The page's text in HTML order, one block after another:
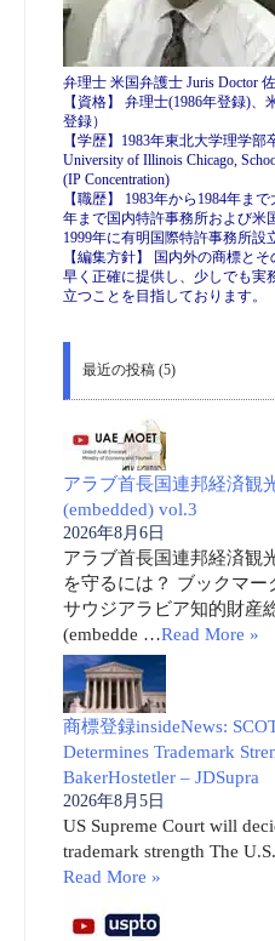
弁理士 米国弁護士 Juris Doctor
【資格】 弁理士(1986年登録)
登録）
【学歴】1983年東北大学理学
University of Illinois Chicago,
(IP Concentration)
【職歴】 1983年から1984年ま
年まで国内特許事務所および米
1999年に有明国際特許事務所設
【編集方針】 国内外の商標と
早く正確に提供し、少しでも実
立つことを目指しております。
最近の投稿 (5)
アラブ首長国連邦経済観
(embedded) vol.3
2026年8月6日
アラブ首長国連邦経済観
を守るには？ ブックマ
サウジアラビア知的財産
(embedde …Read More »
商標登録insideNews:
Determines Trademark
BakerHostetler – JDSupra
2026年8月5日
US Supreme Court will
trademark strength The
Read More »